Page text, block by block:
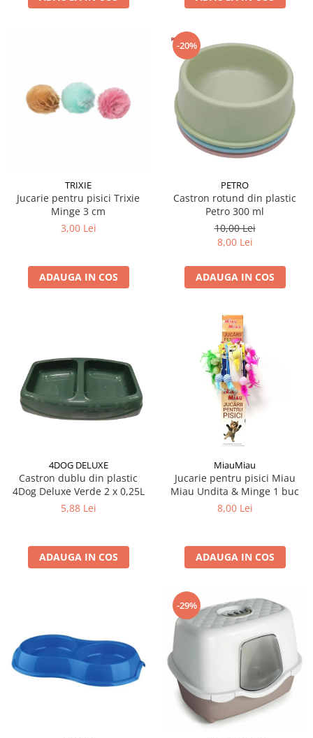
TRIXIE
Jucarie pentru pisici Trixie
Minge 3 cm
3,00 Lei
ADAUGA IN COS
-20%
PETRO
Castron rotund din plastic
Petro 300 ml
10,00 Lei
8,00 Lei
ADAUGA IN COS
4DOG DELUXE
Castron dublu din plastic
4Dog Deluxe Verde 2 x 0,25L
5,88 Lei
ADAUGA IN COS
MiauMiau
Jucarie pentru pisici Miau
Miau Undita & Minge 1 buc
8,00 Lei
ADAUGA IN COS
-29%